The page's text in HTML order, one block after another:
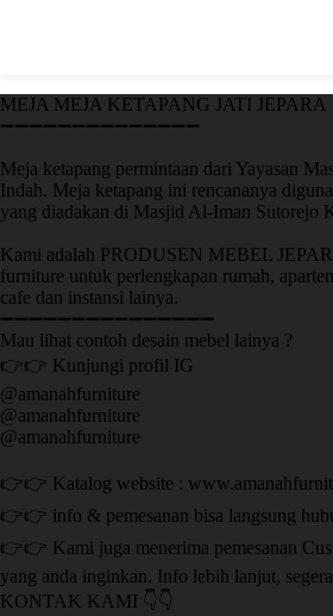
MEJA MEJA KETAPANG JATI JEPARA
➖➖➖➖➖➖➖➖➖➖➖➖➖➖
Meja ketapang permintaan dari Yayasan
Indah. Meja ketapang ini rencananya
yang diadakan di Masjid Al-Iman Sutorejo
Kami adalah PRODUSEN MEBEL
furniture untuk perlengkapan rumah,
cafe dan instansi lainya.
➖➖➖➖➖➖➖➖➖➖➖➖➖➖➖
Mau lihat contoh desain mebel lainya ?
👉👉 Kunjungi profil IG
@amanahfurniture
@amanahfurniture
@amanahfurniture
👉👉 Katalog website :
👉👉 info & pemesanan bisa langsung
👉👉 Kami juga menerima pemesanan
yang anda inginkan. Info lebih lanjut,
KONTAK KAMI 👇👇